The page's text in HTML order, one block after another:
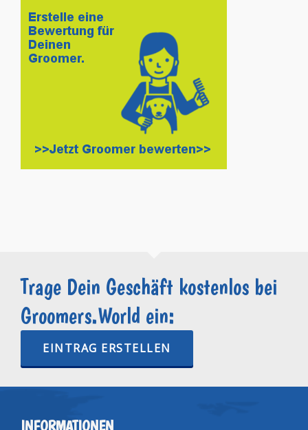
Trage Dein Geschäft kostenlos bei
Groomers.World ein:
EINTRAG ERSTELLEN
INFORMATIONEN